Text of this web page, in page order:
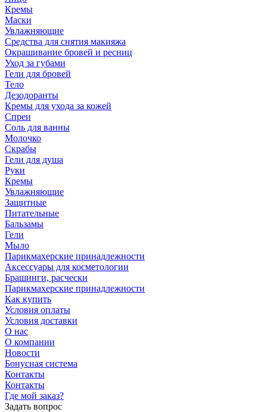
Кремы
Маски
Увлажняющие
Средства для снятия макияжа
Окрашивание бровей и ресниц
Уход за губами
Гели для бровей
Тело
Дезодоранты
Кремы для ухода за кожей
Спреи
Соль для ванны
Молочко
Скрабы
Гели для душа
Руки
Кремы
Увлажняющие
Защитные
Питательные
Бальзамы
Гели
Мыло
Парикмахерские принадлежности
Аксессуары для косметологии
Брашинги, расчески
Парикмахерские принадлежности
Как купить
Условия оплаты
Условия доставки
О нас
О компании
Новости
Бонусная система
Контакты
Контакты
Где мой заказ?
Задать вопрос